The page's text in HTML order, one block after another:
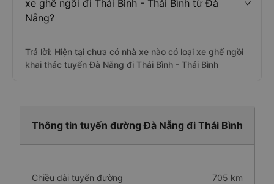
xe ghế ngồi đi Thái Bình - Thái Bình từ Đà
Nẵng?
Trả lời: Hiện tại chưa có nhà xe nào có loại xe ghế ngồi
khai thác tuyến Đà Nẵng đi Thái Bình - Thái Bình
Thông tin tuyến đường Đà Nẵng đi Thái Bình
Chiều dài tuyến đường 705 km